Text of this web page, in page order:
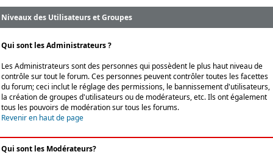
Niveaux des Utilisateurs et Groupes
Qui sont les Administrateurs ?
Les Administrateurs sont des personnes qui possèdent le plus haut niveau de
contrôle sur tout le forum. Ces personnes peuvent contrôler toutes les facettes
du forum; ceci inclut le réglage des permissions, le bannissement d'utilisateurs,
la création de groupes d'utilisateurs ou de modérateurs, etc. Ils ont également
tous les pouvoirs de modération sur tous les forums.
Revenir en haut de page
Qui sont les Modérateurs?